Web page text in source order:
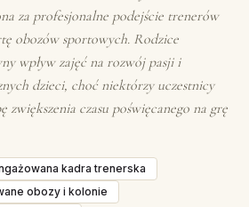
za profesjonalne podejście trenerów
obozów sportowych. Rodzice
wpływ zajęć na rozwój pasji i
dzieci, choć niektórzy uczestnicy
zwiększenia czasu poświęcanego na grę
kadra trenerska
obozy i kolonie